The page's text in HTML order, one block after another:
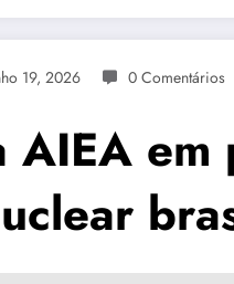
19, 2026 0 Comentários